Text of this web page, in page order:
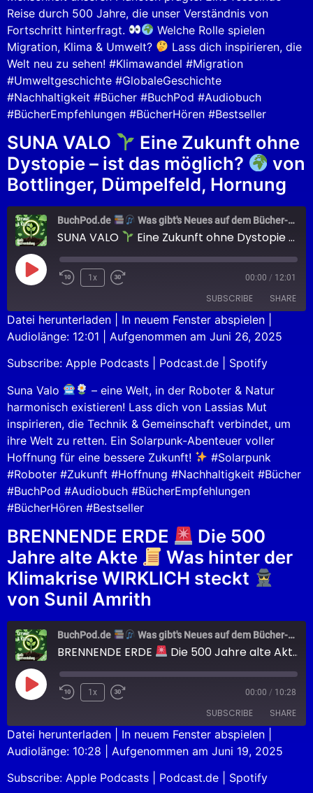
Reise durch 500 Jahre, die unser Verständnis von
Fortschritt hinterfragt.
Welche Rolle spielen
Migration, Klima & Umwelt?
Lass dich inspirieren, die
Welt neu zu sehen! #Klimawandel #Migration
#Umweltgeschichte #GlobaleGeschichte
#Nachhaltigkeit #Bücher #BuchPod #Audiobuch
#BücherEmpfehlungen #BücherHören #Bestseller
SUNA VALO
Eine Zukunft ohne
Dystopie – ist das möglich?
von
Bottlinger, Dümpelfeld, Hornung
BuchPod.de Was gibt's Neues auf dem Bücher-Markt?
SUNA VALO Eine Zukunft ohne Dystopie – ist das möglich?
1x 00:00 / 12:01
SUBSCRIBE SHARE
Apple Podcasts Podcast.de
Spotify
RSS FEED
SHARE
LINK
EMBED
Datei herunterladen In neuem Fenster abspielen
Audiolänge: 12:01
Aufgenommen am Juni 26, 2025
Subscribe: Apple Podcasts Podcast.de
Spotify
Suna Valo
– eine Welt, in der Roboter & Natur
harmonisch existieren! Lass dich von Lassias Mut
inspirieren, die Technik & Gemeinschaft verbindet, um
ihre Welt zu retten. Ein Solarpunk-Abenteuer voller
Hoffnung für eine bessere Zukunft!
#Solarpunk
#Roboter #Zukunft #Hoffnung #Nachhaltigkeit #Bücher
#BuchPod #Audiobuch #BücherEmpfehlungen
#BücherHören #Bestseller
BRENNENDE ERDE
Die 500
Jahre alte Akte
Was hinter der
Klimakrise WIRKLICH steckt
von Sunil Amrith
BuchPod.de Was gibt's Neues auf dem Bücher-Markt?
BRENNENDE ERDE Die 500 Jahre alte Akte
1x 00:00 / 10:28
SUBSCRIBE SHARE
Apple Podcasts Podcast.de
Spotify
SHARE
LINK
Datei herunterladen In neuem Fenster abspielen
Audiolänge: 10:28
Aufgenommen am Juni 19, 2025
Subscribe: Apple Podcasts Podcast.de
Spotify